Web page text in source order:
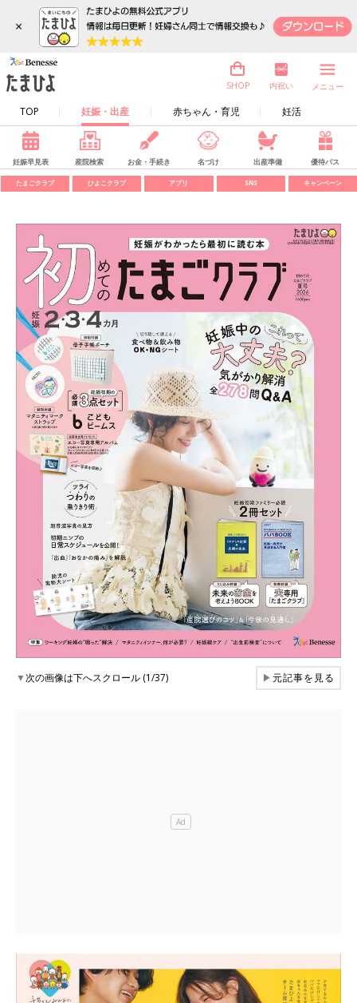
×
TOP 妊娠・出産 赤ちゃん・育児 妊活
SHOP 内祝い メニュー
妊娠早見表 産院検索 お金・手続き 名づけ 出産準備 優待パス
たまごクラブ ひよこクラブ アプリ SNS キャンペーン
▼次の画像は下へスクロール (1/37) ▶元記事を見る